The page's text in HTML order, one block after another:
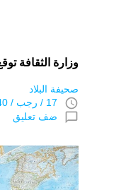
وزارة الثقافة
صحيفة البلاد
access_time 17 / رجب / 1440 هـ 23 مارس 2019
chat_bubble_outline ضف تعليق